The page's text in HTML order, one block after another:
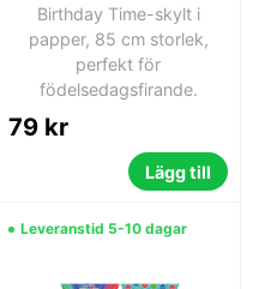
Birthday Time-skylt i
papper, 85 cm storlek,
perfekt för
födelsedagsfirande.
79 kr
Lägg till
Leveranstid 5-10 dagar